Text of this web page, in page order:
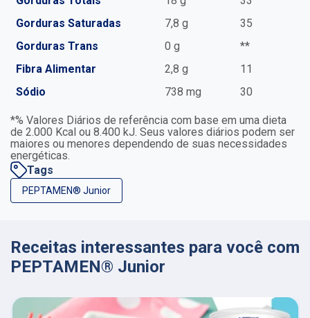
Gorduras Saturadas
7,8 g
35
Gorduras Trans
0 g
**
Fibra Alimentar
2,8 g
11
Sódio
738 mg 30
*% Valores Diários de referência com base em uma dieta
de 2.000 Kcal ou 8.400 kJ. Seus valores diários podem ser
maiores ou menores dependendo de suas necessidades
energéticas.
Tags
PEPTAMEN® Junior
Receitas interessantes para você com
PEPTAMEN® Junior